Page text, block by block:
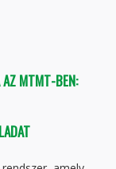
AZ MTMT-BEN: